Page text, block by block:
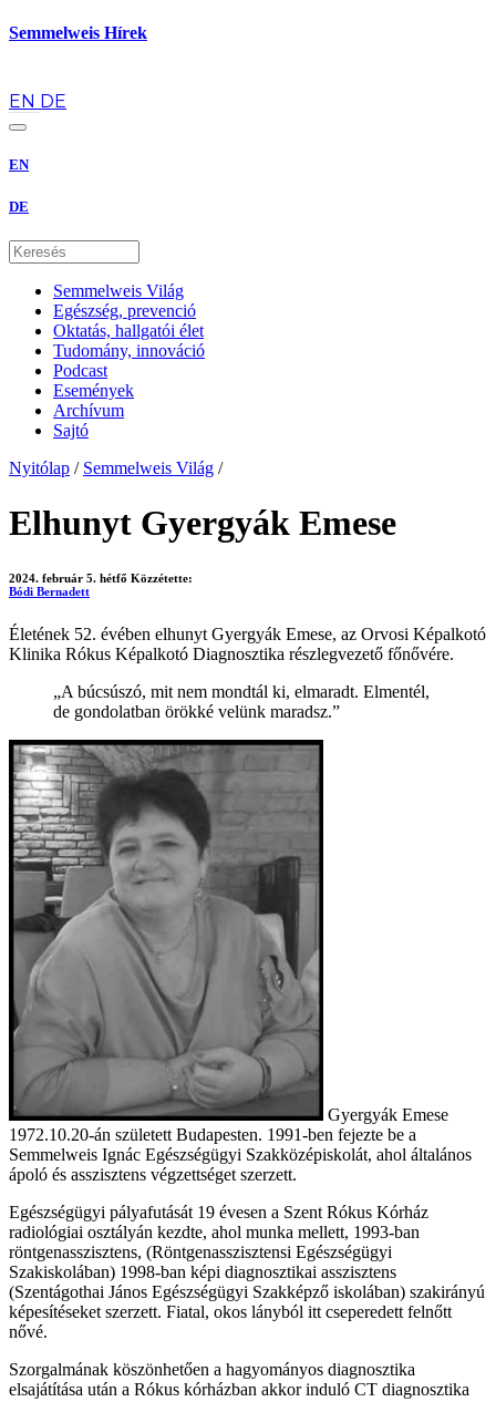
Semmelweis Hírek
EN DE
EN
DE
Semmelweis Világ
Egészség, prevenció
Oktatás, hallgatói élet
Tudomány, innováció
Podcast
Események
Archívum
Sajtó
Nyitólap / Semmelweis Világ /
Elhunyt Gyergyák Emese
2024. február 5. hétfő Közzétette:
Bódi Bernadett
Életének 52. évében elhunyt Gyergyák Emese, az Orvosi Képalkotó
Klinika Rókus Képalkotó Diagnosztika részlegvezető főnővére.
„A búcsúszó, mit nem mondtál ki, elmaradt. Elmentél,
de gondolatban örökké velünk maradsz.”
Gyergyák Emese
1972.10.20-án született Budapesten. 1991-ben fejezte be a
Semmelweis Ignác Egészségügyi Szakközépiskolát, ahol általános
ápoló és asszisztens végzettséget szerzett.
Egészségügyi pályafutását 19 évesen a Szent Rókus Kórház
radiológiai osztályán kezdte, ahol munka mellett, 1993-ban
röntgenasszisztens, (Röntgenasszisztensi Egészségügyi
Szakiskolában) 1998-ban képi diagnosztikai asszisztens
(Szentágothai János Egészségügyi Szakképző iskolában) szakirányú
képesítéseket szerzett. Fiatal, okos lányból itt cseperedett felnőtt
nővé.
Szorgalmának köszönhetően a hagyományos diagnosztika
elsajátítása után a Rókus kórházban akkor induló CT diagnosztika